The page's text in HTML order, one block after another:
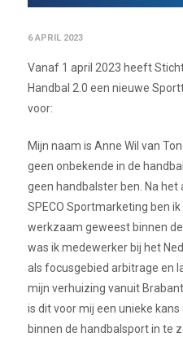
6 APRIL 2023
Vanaf 1 april 2023 heeft
Handbal 2.0 een nieuwe
voor:
Mijn naam is Anne Wil van
geen onbekende in de
geen handbalster ben. Na
SPECO Sportmarketing ben
werkzaam geweest binnen
was ik medewerker bij het
als focusgebied arbitrage en
mijn verhuizing vanuit
is dit voor mij een unieke
binnen de handbalsport in te